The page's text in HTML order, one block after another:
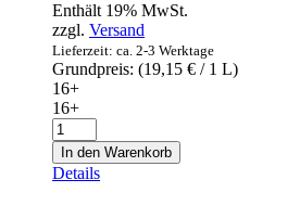
Enthält 19% MwSt.
zzgl. Versand
Lieferzeit: ca. 2-3 Werktage
Grundpreis: (19,15 € / 1 L)
16+
16+
Rotwein
Matsu
"El
Picaro"
In den Warenkorb
Details